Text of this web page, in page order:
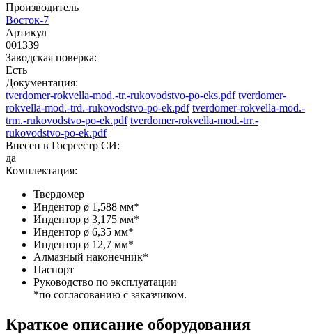
Производитель
Восток-7
Артикул
001339
Заводская поверка:
Есть
Документация:
tverdomer-rokvella-mod.-tr.-rukovodstvo-po-eks.pdf tverdomer-
rokvella-mod.-trd.-rukovodstvo-po-ek.pdf tverdomer-rokvella-mod.-
trm.-rukovodstvo-po-ek.pdf tverdomer-rokvella-mod.-trr.-
rukovodstvo-po-ek.pdf
Внесен в Госреестр СИ:
да
Комплектация:
Твердомер
Индентор ø 1,588 мм*
Индентор ø 3,175 мм*
Индентор ø 6,35 мм*
Индентор ø 12,7 мм*
Алмазный наконечник*
Паспорт
Руководство по эксплуатации
*по согласованию с заказчиком.
Краткое описание оборудования